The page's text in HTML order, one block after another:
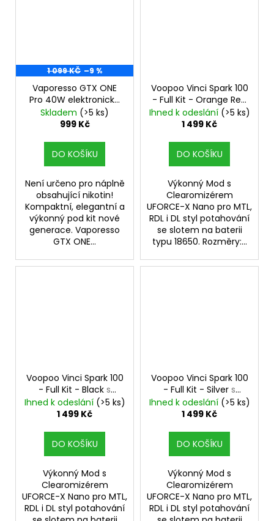
1 099 KČ –9 %
Vaporesso GTX ONE
Pro 40W elektronická
cigareta 3000mAh
Brown
Skladem (>5 ks)
999 Kč
DO KOŠÍKU
Není určeno pro náplně
obsahující nikotin!
Kompaktní, elegantní a
výkonný pod kit nové
generace. Vaporesso
GTX ONE...
Voopoo Vinci Spark 100
- Full Kit - Orange Red
s UFORCE-X Tank
Ihned k odeslání (>5 ks)
1 499 Kč
DO KOŠÍKU
Výkonný Mod s
Clearomizérem
UFORCE-X Nano pro MTL,
RDL i DL styl potahování
se slotem na baterii
typu 18650. Rozměry:...
Voopoo Vinci Spark 100
- Full Kit - Black s
UFORCE-X Tank
Ihned k odeslání (>5 ks)
1 499 Kč
DO KOŠÍKU
Výkonný Mod s
Clearomizérem
UFORCE-X Nano pro MTL,
RDL i DL styl potahování
Voopoo Vinci Spark 100
- Full Kit - Silver s
UFORCE-X Tank
Ihned k odeslání (>5 ks)
1 499 Kč
DO KOŠÍKU
Výkonný Mod s
Clearomizérem
UFORCE-X Nano pro MTL,
RDL i DL styl potahování